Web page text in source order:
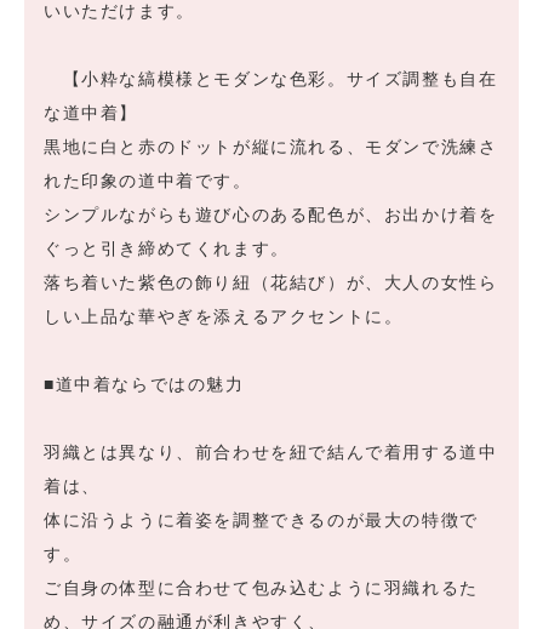
いいただけます。
【小粋な縞模様とモダンな色彩。サイズ調整も自在
な道中着】
黒地に白と赤のドットが縦に流れる、モダンで洗練さ
れた印象の道中着です。
シンプルながらも遊び心のある配色が、お出かけ着を
ぐっと引き締めてくれます。
落ち着いた紫色の飾り紐（花結び）が、大人の女性ら
しい上品な華やぎを添えるアクセントに。
■道中着ならではの魅力
羽織とは異なり、前合わせを紐で結んで着用する道中
着は、
体に沿うように着姿を調整できるのが最大の特徴で
す。
ご自身の体型に合わせて包み込むように羽織れるた
め、サイズの融通が利きやすく、